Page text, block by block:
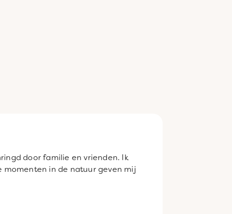
door familie en vrienden. Ik
momenten in de natuur geven mij